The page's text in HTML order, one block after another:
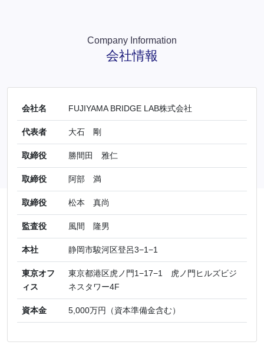
東京都港区虎ノ門1−17−1 虎ノ門ヒルズビジ
わたくしどもFUJIYAMA
送株式会社と株式会社静岡新聞
社が、ヒトを豊かにするサービ
ス・プロダクトの創出及び開発
を目的に設立した会社です。
プライバシー
ポリシー